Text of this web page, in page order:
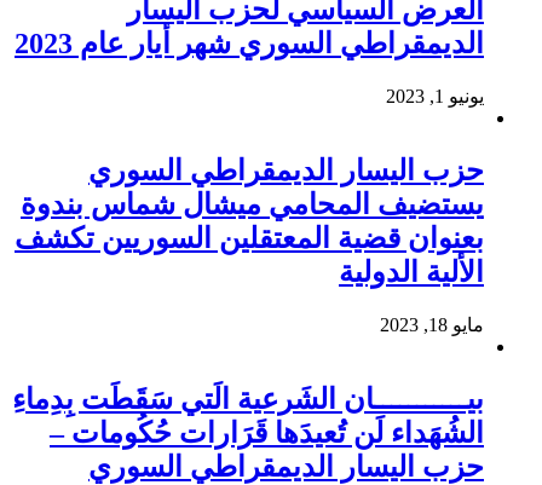
العرض السياسي لحزب اليسار
الديمقراطي السوري شهر أيار عام 2023
يونيو 1, 2023
حزب اليسار الديمقراطي السوري
يستضيف المحامي ميشال شماس بندوة
بعنوان قضية المعتقلين السوريين تكشف
الألية الدولية
مايو 18, 2023
بيـــــــــــان الشَرعية الَتي سَقَطَت بِدِماءِ
الشُهَداء لَن تُعيدَها قَرَارات حُكُومات –
حزب اليسار الديمقراطي السوري